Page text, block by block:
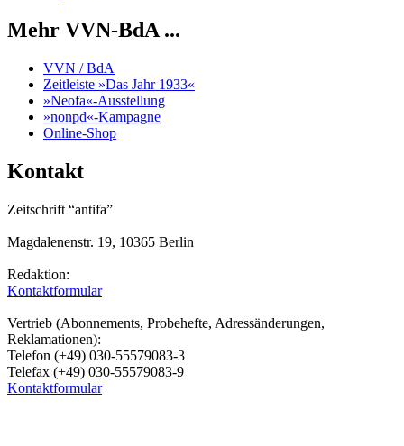
Mehr VVN-BdA ...
VVN / BdA
Zeitleiste »Das Jahr 1933«
»Neofa«-Ausstellung
»nonpd«-Kampagne
Online-Shop
Kontakt
Zeitschrift “antifa”
Magdalenenstr. 19, 10365 Berlin
Redaktion:
Kontaktformular
Vertrieb (Abonnements, Probehefte, Adressänderungen,
Reklamationen):
Telefon (+49) 030-55579083-3
Telefax (+49) 030-55579083-9
Kontaktformular